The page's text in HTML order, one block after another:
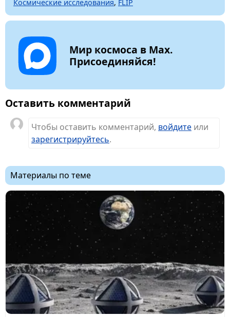
Космические исследования, FLIP
Мир космоса в Max.
Присоединяйся!
Оставить комментарий
Чтобы оставить комментарий, войдите или
зарегистрируйтесь.
Материалы по теме